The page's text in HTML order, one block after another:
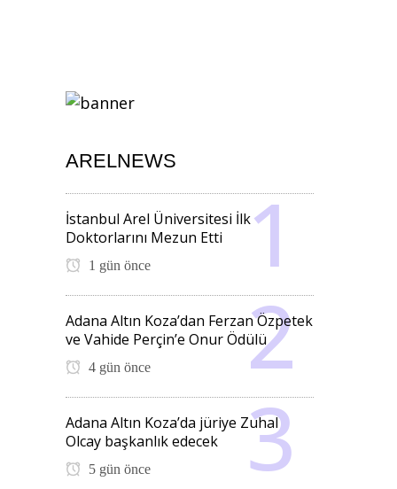
ARELNEWS
İstanbul Arel Üniversitesi İlk
Doktorlarını Mezun Etti
1 gün önce
Adana Altın Koza’dan Ferzan Özpetek
ve Vahide Perçin’e Onur Ödülü
4 gün önce
Adana Altın Koza’da jüriye Zuhal
Olcay başkanlık edecek
5 gün önce